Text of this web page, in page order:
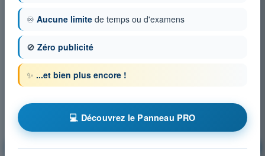
Performances et préparation du vol S'entraîner !
♾️ Aucune limite de temps ou d'examens
🚫 Zéro publicité
✨ ...et bien plus encore !
💻 Découvrez le Panneau PRO